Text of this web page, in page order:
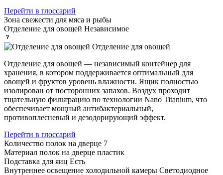
Перейти в глоссарий
Зона свежести для мяса и рыбы
Отделение для овощей Независимое
Отделение для овощей
Отделение для овощей — независимый контейнер для
хранения, в котором поддерживается оптимальный для
овощей и фруктов уровень влажности. Ящик полностью
изолирован от посторонних запахов. Воздух проходит
тщательную фильтрацию по технологии Nano Titanium, что
обеспечивает мощный антибактериальный,
противоплесневый и дезодорирующий эффект.
Перейти в глоссарий
Количество полок на дверце 7
Материал полок на дверце пластик
Подставка для яиц Есть
Внутреннее освещение холодильной камеры Светодиодное